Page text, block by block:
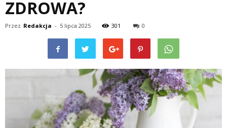
ZDROWA?
Przez Redakcja - 5 lipca 2025 301 0